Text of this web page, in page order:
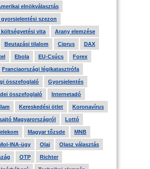
elnökválasztás
szezon
költségvetési vita Arany elemzése
Beutazási tilalom Ciprus DAX
Ebola EU-Csúcs Forex
Franciaországi légikatasztrófa
összefoglaló Gyorsjelentés
összefoglaló Internetadó
Kereskedési ötlet Koronavírus
Magyarországról Lottó
Magyar tőzsde MNB
INA-ügy Olaj Olasz választás
OTP Richter